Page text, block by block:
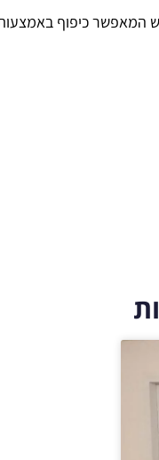
המאפשר כיפוף באמצעות